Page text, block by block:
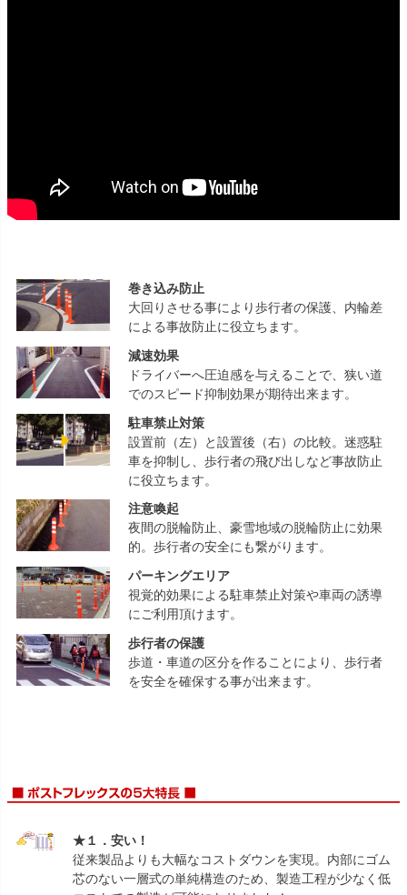
巻き込み防止
大回りさせる事により歩行者の保護、内輪差
による事故防止に役立ちます。
減速効果
ドライバーへ圧迫感を与えることで、狭い道
でのスピード抑制効果が期待出来ます。
駐車禁止対策
設置前（左）と設置後（右）の比較。迷惑駐
車を抑制し、歩行者の飛び出しなど事故防止
に役立ちます。
注意喚起
夜間の脱輪防止、豪雪地域の脱輪防止に効果
的。歩行者の安全にも繋がります。
パーキングエリア
視覚的効果による駐車禁止対策や車両の誘導
にご利用頂けます。
歩行者の保護
歩道・車道の区分を作ることにより、歩行者
を安全を確保する事が出来ます。
★１．安い！
従来製品よりも大幅なコストダウンを実現。内部にゴム
芯のない一層式の単純構造のため、製造工程が少なく低